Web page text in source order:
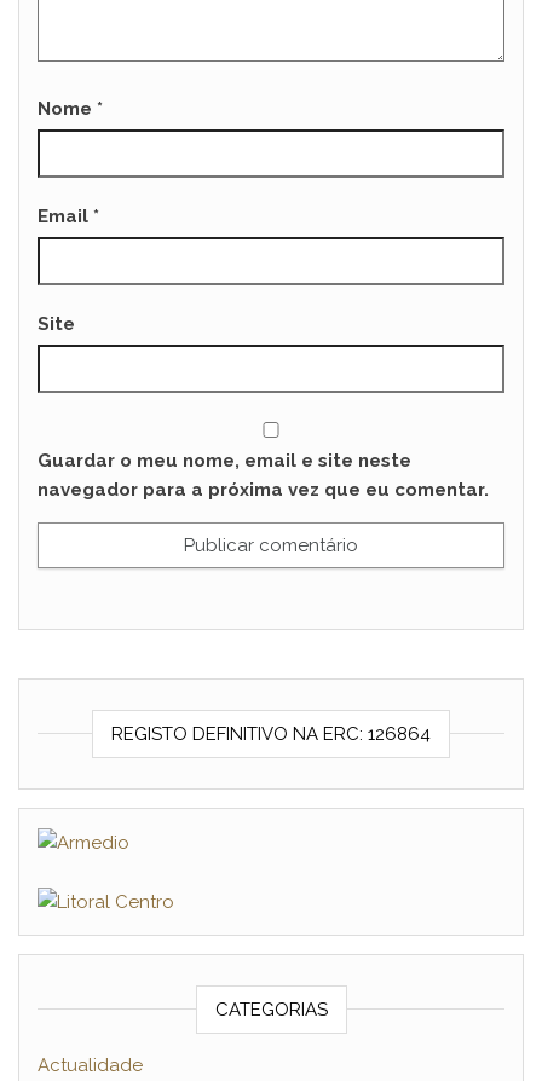
Nome *
Email *
Site
Guardar o meu nome, email e site neste
navegador para a próxima vez que eu comentar.
REGISTO DEFINITIVO NA ERC: 126864
CATEGORIAS
Actualidade